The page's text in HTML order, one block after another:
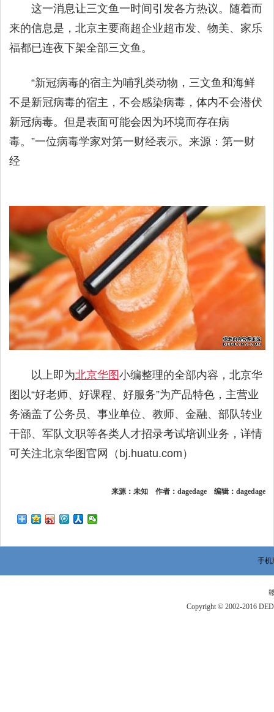
这一消息让三文鱼一时间引发各方热议。随着而
来的信息是，北京主要商超企业超市发、物美、家乐
福都已连夜下架全部三文鱼。
“新冠病毒的宿主为哺乳类动物，三文鱼和海鲜
不是新冠病毒的宿主，不会感染病毒，体内不会潜伏
新冠病毒。但是表面可能会因为环境而存在病
毒。”一位病毒学家对第一财经表示。来源：第一财
经
以上即为北京华图 小编整理的全部内容，北京华
图以“好老师、好课程、好服务”为产品特色，主营业
务涵盖了公务员、事业单位、教师、金融、部队转业
干部、军队文职等各类人才招录考试培训业务，详情
可关注北京华图官网（bj.huatu.com）
来源：未知 作者：dagedage 编辑：dagedage
手机
Copyright © 2002-2016